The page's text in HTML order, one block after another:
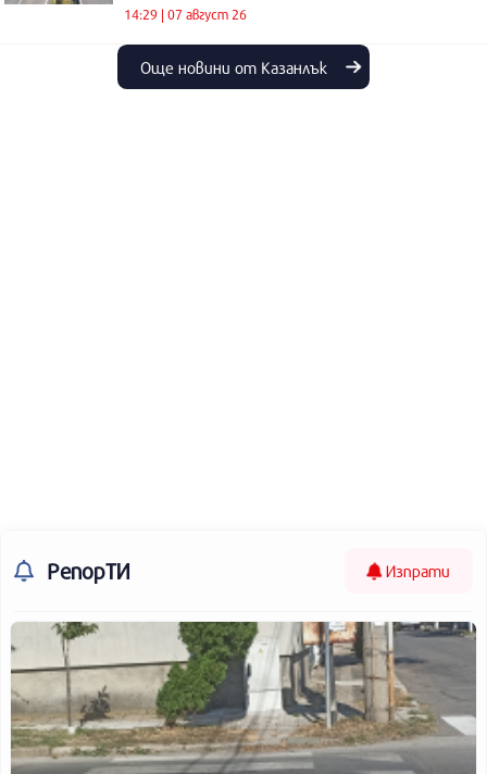
14:29 | 07 август 26
Още новини от Казанлък
РепорТИ Изпрати